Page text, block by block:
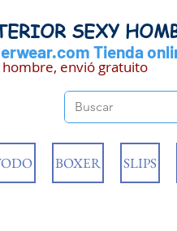
SEXY
Tienda
envió gratuito
BOXER SLIPS